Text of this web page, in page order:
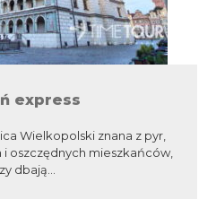
express
Wielkopolski znana z pyr,
oszczędnych mieszkańców,
dbają...